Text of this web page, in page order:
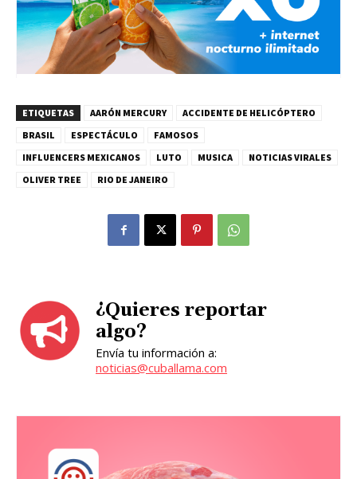
ETIQUETAS AARÓN MERCURY
ACCIDENTE DE HELICÓPTERO
BRASIL
ESPECTÁCULO
FAMOSOS
INFLUENCERS MEXICANOS
LUTO MUSICA
NOTICIAS VIRALES
OLIVER TREE
RIO DE JANEIRO
¿Quieres reportar
algo?
Envía tu información a:
noticias@cuballama.com